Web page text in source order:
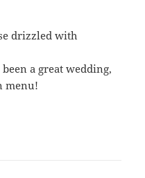
drizzled with
a great wedding,
menu!